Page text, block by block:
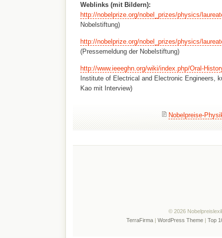
Weblinks (mit Bildern):
http://nobelprize.org/nobel_prizes/physics/
Nobelstiftung)
http://nobelprize.org/nobel_prizes/physics/
(Pressemeldung der Nobelstiftung)
http://www.ieeeghn.org/wiki/index.php/Oral-
Institute of Electrical and Electronic Engineers,
Kao mit Interview)
Nobelpreise-
© 2026
TerraFirma| WordPress Theme| Top